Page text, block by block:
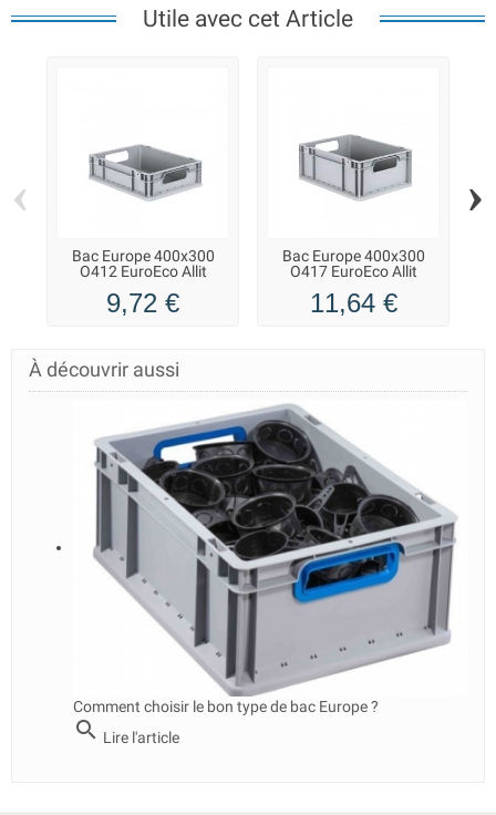
Utile avec cet Article
Bac Europe 400x300
O412 EuroEco Allit
9,72 €
Bac Europe 400x300
O417 EuroEco Allit
11,64 €
‹ ›
À découvrir aussi
Comment choisir le bon type de bac Europe ?
search Lire l'article